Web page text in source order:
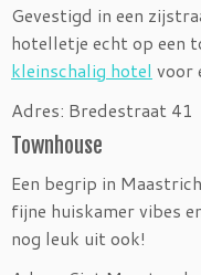
Gevestigd in een
hotelletje echt op een
kleinschalig hotel voor
Adres: Bredestraat 41
Townhouse
Een begrip in
fijne huiskamer vibes
nog leuk uit ook!